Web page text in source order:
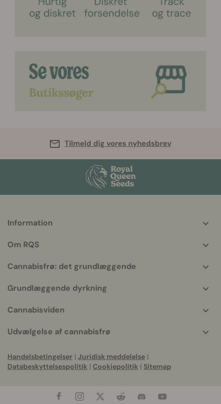
Tilmeld dig vores nyhedsbrev
info
Information
Om RQS
Cannabisfrø: det grundlæggende
Grundlæggende dyrkning
Cannabisviden
Udvælgelse af cannabisfrø
Handelsbetingelser | Juridisk meddelelse |
Databeskyttelsespolitik | Cookiepolitik | Sitemap